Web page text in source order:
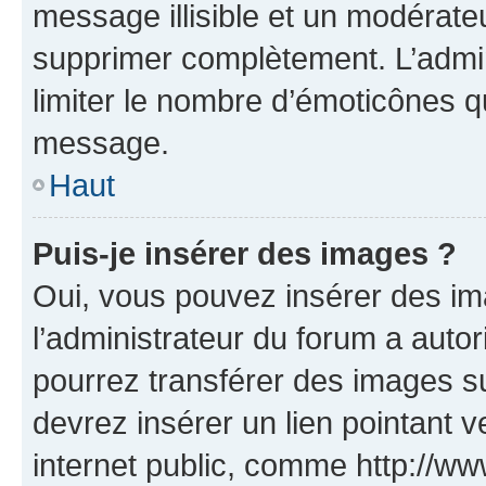
message illisible et un
supprimer complètement.
limiter le nombre d’émoticônes
message.
Haut
Puis-je insérer des images ?
Oui, vous pouvez insérer des
l’administrateur du forum a
pourrez transférer des images
devrez insérer un lien pointant
internet public, comme http://